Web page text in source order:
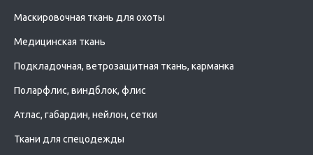
Маскировочная ткань для охоты
Медицинская ткань
Подкладочная, ветрозащитная ткань, карманка
Поларфлис, виндблок, флис
Атлас, габардин, нейлон, сетки
Ткани для спецодежды